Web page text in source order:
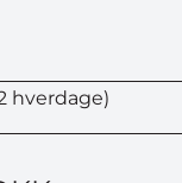
hverdage)